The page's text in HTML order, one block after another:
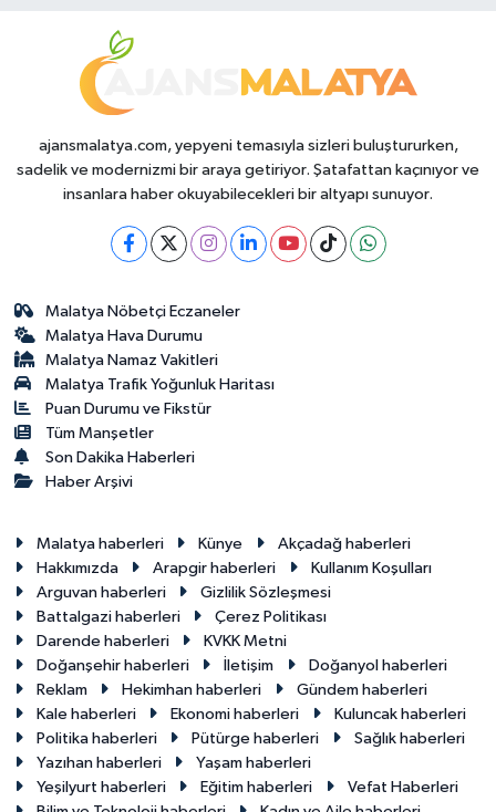
ajansmalatya.com, yepyeni temasıyla sizleri buluştururken,
sadelik ve modernizmi bir araya getiriyor. Şatafattan kaçınıyor ve
insanlara haber okuyabilecekleri bir altyapı sunuyor.
Malatya Nöbetçi Eczaneler
Malatya Hava Durumu
Malatya Namaz Vakitleri
Malatya Trafik Yoğunluk Haritası
Puan Durumu ve Fikstür
Tüm Manşetler
Son Dakika Haberleri
Haber Arşivi
Malatya haberleri Künye
Akçadağ haberleri
Hakkımızda
Arapgir haberleri
Kullanım Koşulları
Arguvan haberleri
Gizlilik Sözleşmesi
Battalgazi haberleri
Çerez Politikası
Darende haberleri
KVKK Metni
Doğanşehir haberleri
İletişim
Doğanyol haberleri
Reklam
Hekimhan haberleri
Gündem haberleri
Kale haberleri
Ekonomi haberleri
Kuluncak haberleri
Politika haberleri
Pütürge haberleri
Sağlık haberleri
Yazıhan haberleri
Yaşam haberleri
Yeşilyurt haberleri
Eğitim haberleri
Vefat Haberleri